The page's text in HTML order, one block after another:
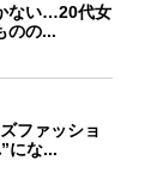
ない…20代女
のの...
ファッショ
にな...